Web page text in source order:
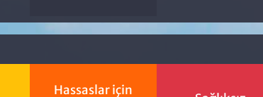
Hassaslar için